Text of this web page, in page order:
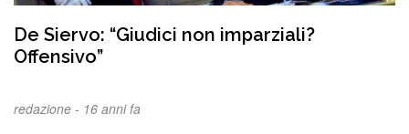
De Siervo: “Giudici non imparziali?
Offensivo”
redazione - 16 anni fa